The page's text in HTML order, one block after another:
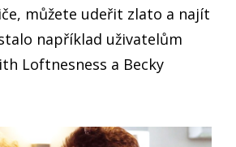
můžete udeřit zlato a najít
například uživatelům
Loftnesness a Becky